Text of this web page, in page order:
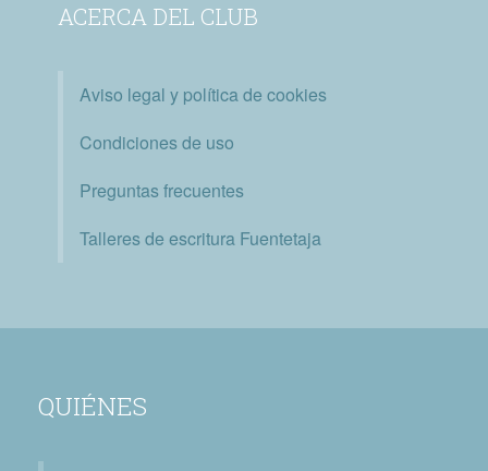
ACERCA DEL CLUB
Aviso legal y política de cookies
Condiciones de uso
Preguntas frecuentes
Talleres de escritura Fuentetaja
QUIÉNES